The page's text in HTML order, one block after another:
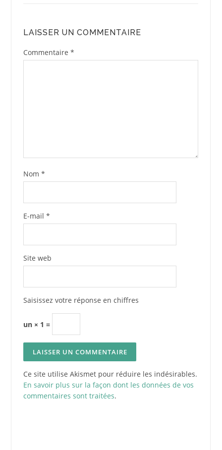
LAISSER UN COMMENTAIRE
Commentaire *
Nom *
E-mail *
Site web
Saisissez votre réponse en chiffres
un × 1 =
Ce site utilise Akismet pour réduire les indésirables.
En savoir plus sur la façon dont les données de vos
commentaires sont traitées.